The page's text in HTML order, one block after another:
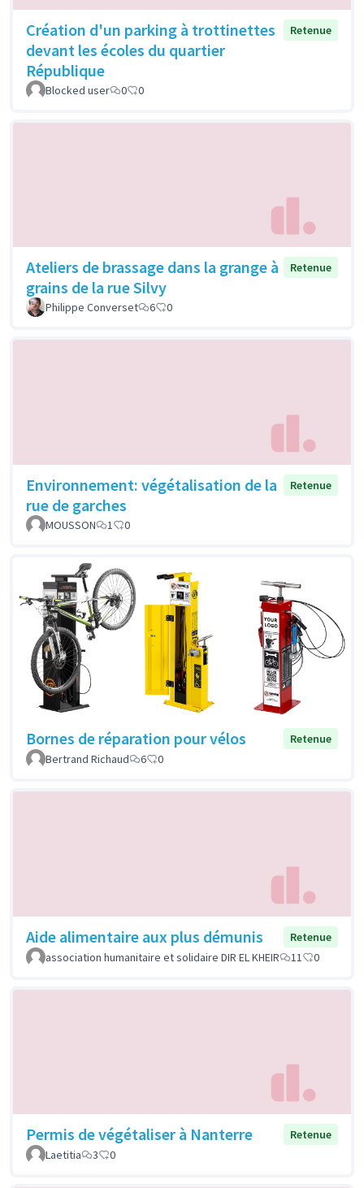
Création d'un parking à trottinettes
devant les écoles du quartier
République
Retenue
Blocked user 0 0
Ateliers de brassage dans la grange à
grains de la rue Silvy
Retenue
Philippe Converset 6 0
Environnement: végétalisation de la
rue de garches
Retenue
MOUSSON 1 0
Bornes de réparation pour vélos
Retenue
Bertrand Richaud
6 0
Aide alimentaire aux plus démunis
Retenue
association humanitaire et solidaire DIR EL KHEIR
11 0
Permis de végétaliser à Nanterre
Retenue
Laetitia
3 0